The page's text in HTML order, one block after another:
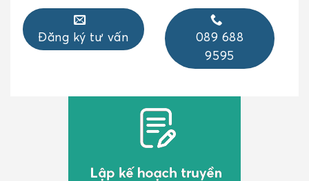
Đăng ký tư vấn
089 688
9595